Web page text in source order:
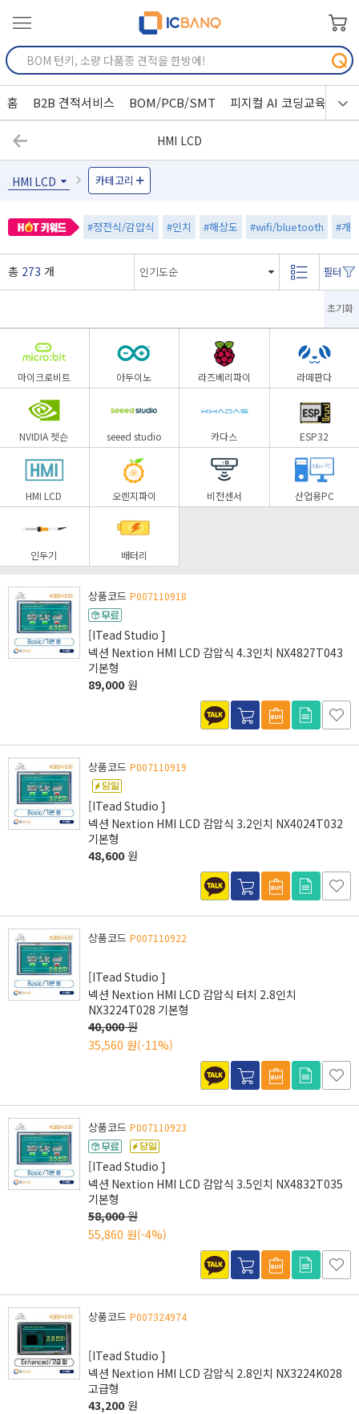
홈 B2B 견적서비스 BOM/PCB/SMT 피지컬 AI 코딩교육
HMI LCD
HMI LCD 카테고리
#정전식/감압식 #인치 #해상도 #wifi/bluetooth #개
총 273 개
초기화
마이크로비트 아두이노 라즈베리파이 라떼판다
NVIDIA 젯슨 seeed studio 카다스 ESP32
HMI LCD 오렌지파이 비전센서 산업용PC
인두기 배터리
상품코드 P007110918
[ITead Studio ]
넥션 Nextion HMI LCD 감압식 4.3인치 NX4827T043
기본형
89,000 원
상품코드 P007110919
[ITead Studio ]
넥션 Nextion HMI LCD 감압식 3.2인치 NX4024T032
기본형
48,600 원
상품코드 P007110922
[ITead Studio ]
넥션 Nextion HMI LCD 감압식 터치 2.8인치
NX3224T028 기본형
40,000원
35,560 원(-11%)
상품코드 P007110923
[ITead Studio ]
넥션 Nextion HMI LCD 감압식 3.5인치 NX4832T035
기본형
58,000원
55,860 원(-4%)
상품코드 P007324974
[ITead Studio ]
넥션 Nextion HMI LCD 감압식 2.8인치 NX3224K028
고급형
43,200 원